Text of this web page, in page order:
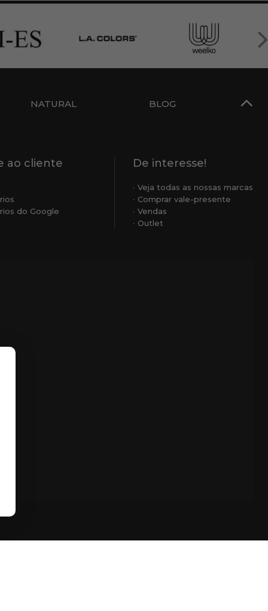
NATURAL BLOG
ao cliente
do Google
De interesse!
Veja todas as nossas marcas
Comprar vale-presente
Vendas
Outlet